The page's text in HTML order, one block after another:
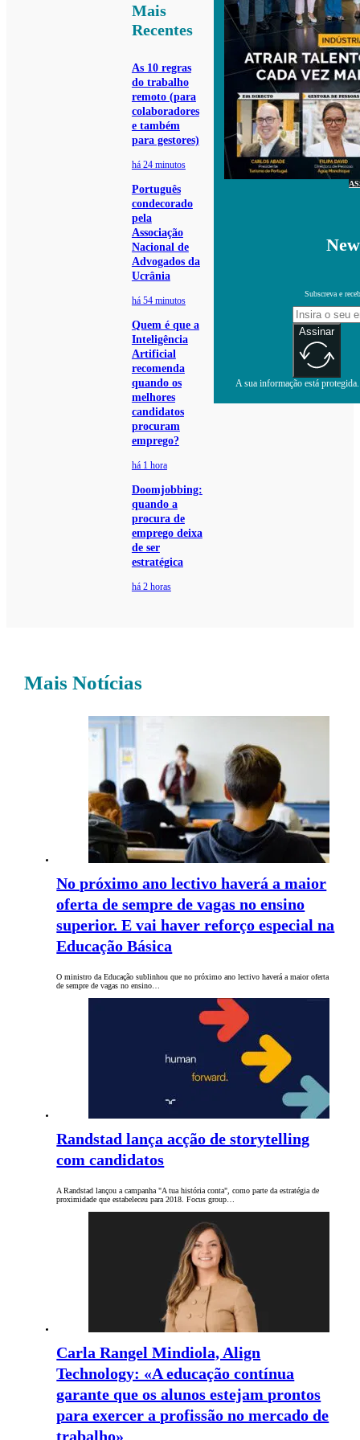
Mais
Recentes
As 10 regras
do trabalho
remoto (para
colaboradores
e também
para gestores)
há 24 minutos
Português
condecorado
pela
Associação
Nacional de
Advogados da
Ucrânia
há 54 minutos
Quem é que a
Inteligência
Artificial
recomenda
quando os
melhores
candidatos
procuram
emprego?
há 1 hora
Doomjobbing:
quando a
procura de
emprego deixa
de ser
estratégica
há 2 horas
Subscreva e
Assinar
A sua informação está
Mais Notícias
No próximo ano lectivo haverá a maior
oferta de sempre de vagas no ensino
superior. E vai haver reforço especial na
Educação Básica
O ministro da Educação sublinhou que no próximo ano lectivo haverá a maior oferta
de sempre de vagas no ensino…
Randstad lança acção de storytelling
com candidatos
A Randstad lançou a campanha "A tua história conta", como parte da estratégia de
proximidade que estabeleceu para 2018. Focus group…
Carla Rangel Mindiola, Align
Technology: «A educação contínua
garante que os alunos estejam prontos
para exercer a profissão no mercado de
trabalho»